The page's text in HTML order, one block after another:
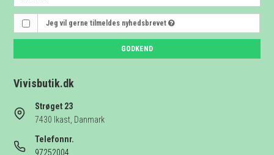
Jeg vil gerne tilmeldes nyhedsbrevet
GODKEND
Vivisbutik.dk
Strøget 23
7430 Ikast, Danmark
Telefonnr.
97252004